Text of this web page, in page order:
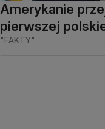
Amerykanie
pierwszej
"FAKTY"